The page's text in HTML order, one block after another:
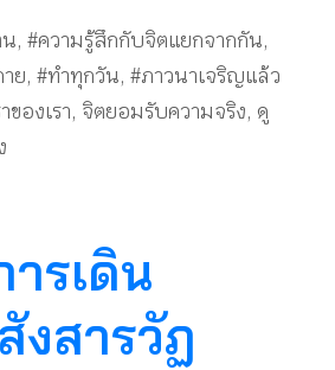
,#ความรู้สึกกับจิตแยกจากกัน,
ย, #ทำทุกวัน, #ภาวนาเจริญแล้ว
ของเรา, จิตยอมรับความจริง, ดู
รเดิน
งสารวัฏ